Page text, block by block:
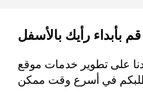
قم بأبداء رأيك بالأسفل
على تطوير خدمات موقع